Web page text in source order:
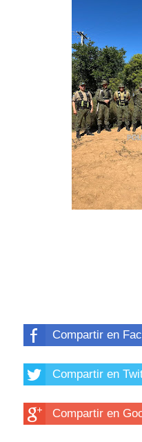
Compartir en
Compartir en
Compartir en